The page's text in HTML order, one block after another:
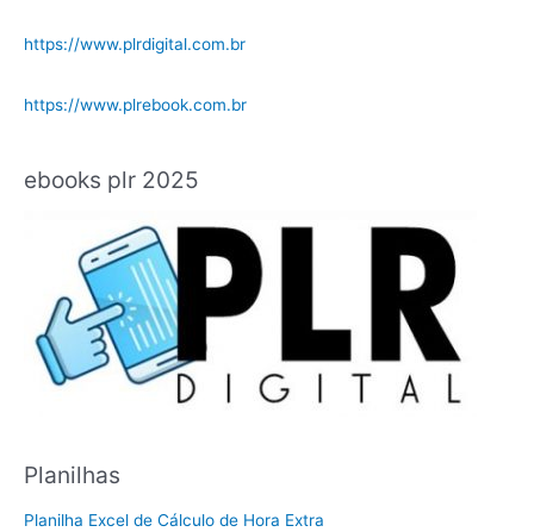
https://www.plrdigital.com.br
https://www.plrebook.com.br
ebooks plr 2025
Planilhas
Planilha Excel de Cálculo de Hora Extra